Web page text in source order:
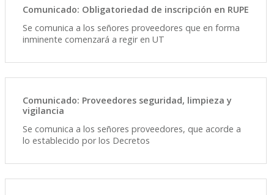
Comunicado: Obligatoriedad de inscripción en RUPE
Se comunica a los señores proveedores que en forma
inminente comenzará a regir en UT
Comunicado: Proveedores seguridad, limpieza y
vigilancia
Se comunica a los señores proveedores, que acorde a
lo establecido por los Decretos